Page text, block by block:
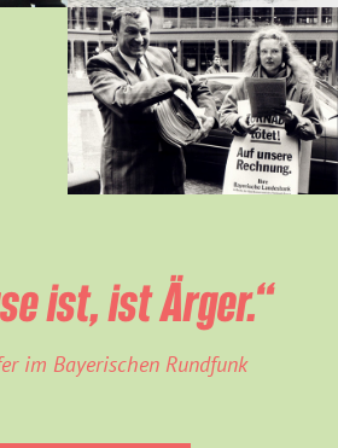
ist, ist Ärger.“
im Bayerischen Rundfunk